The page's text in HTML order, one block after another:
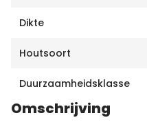
Dikte
Houtsoort
Duurzaamheidsklasse
Omschrijving